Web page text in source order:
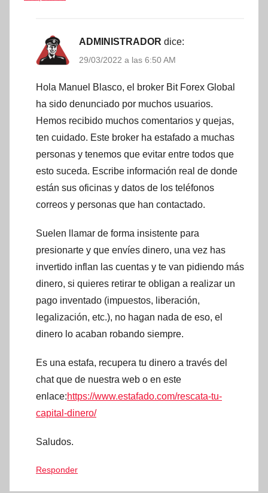
ADMINISTRADOR dice:
29/03/2022 a las 6:50 AM
Hola Manuel Blasco, el broker Bit Forex Global
ha sido denunciado por muchos usuarios.
Hemos recibido muchos comentarios y quejas,
ten cuidado. Este broker ha estafado a muchas
personas y tenemos que evitar entre todos que
esto suceda. Escribe información real de donde
están sus oficinas y datos de los teléfonos
correos y personas que han contactado.
Suelen llamar de forma insistente para
presionarte y que envíes dinero, una vez has
invertido inflan las cuentas y te van pidiendo más
dinero, si quieres retirar te obligan a realizar un
pago inventado (impuestos, liberación,
legalización, etc.), no hagan nada de eso, el
dinero lo acaban robando siempre.
Es una estafa, recupera tu dinero a través del
chat que de nuestra web o en este
enlace:https://www.estafado.com/rescata-tu-
capital-dinero/
Saludos.
Responder